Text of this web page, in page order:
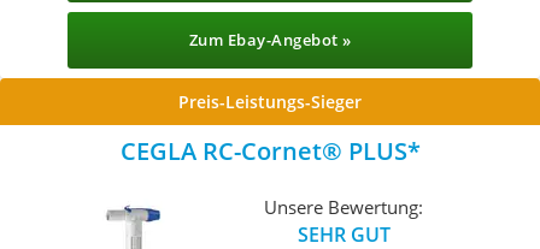
Zum Ebay-Angebot »
Preis-Leistungs-Sieger
CEGLA RC-Cornet® PLUS
Unsere Bewertung:
SEHR GUT